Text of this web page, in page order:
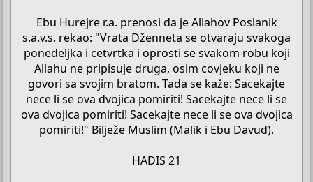
Ebu Hurejre r.a. prenosi da je Allahov Poslanik
s.a.v.s. rekao: "Vrata Dženneta se otvaraju svakoga
ponedeljka i cetvrtka i oprosti se svakom robu koji
Allahu ne pripisuje druga, osim covjeku koji ne
govori sa svojim bratom. Tada se kaže: Sacekajte
nece li se ova dvojica pomiriti! Sacekajte nece li se
ova dvojica pomiriti! Sacekajte nece li se ova dvojica
pomiriti!" Bilježe Muslim (Malik i Ebu Davud).
HADIS 21